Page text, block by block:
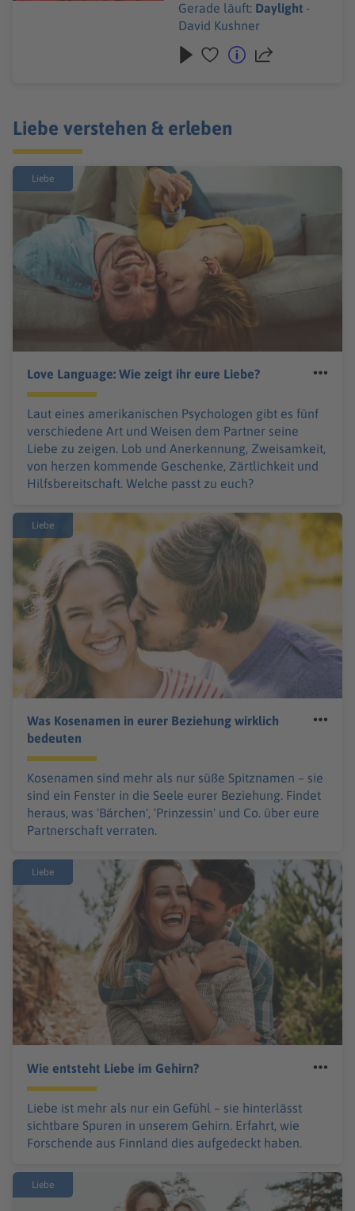
Gerade läuft: Daylight -
David Kushner
Liebe verstehen & erleben
Liebe
Love Language: Wie zeigt ihr eure Liebe?
Laut eines amerikanischen Psychologen gibt es fünf
verschiedene Art und Weisen dem Partner seine
Liebe zu zeigen. Lob und Anerkennung, Zweisamkeit,
von herzen kommende Geschenke, Zärtlichkeit und
Hilfsbereitschaft. Welche passt zu euch?
Liebe
Was Kosenamen in eurer Beziehung wirklich
bedeuten
Kosenamen sind mehr als nur süße Spitznamen – sie
sind ein Fenster in die Seele eurer Beziehung. Findet
heraus, was 'Bärchen', 'Prinzessin' und Co. über eure
Partnerschaft verraten.
Liebe
Wie entsteht Liebe im Gehirn?
Liebe ist mehr als nur ein Gefühl – sie hinterlässt
sichtbare Spuren in unserem Gehirn. Erfahrt, wie
Forschende aus Finnland dies aufgedeckt haben.
Liebe